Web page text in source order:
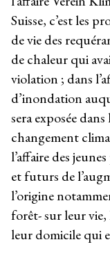
Suisse, c’est les
de vie des
de chaleur qui
violation ; dans
d’inondation
sera exposée
changement
l’affaire des
et futurs de
l’origine
forêt- sur leur
leur domicile qui